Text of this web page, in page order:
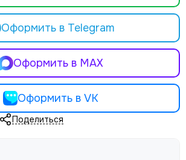
Оформить в Telegram
Оформить в MAX
Оформить в VK
Поделиться